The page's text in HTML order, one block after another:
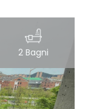
2 Bagni